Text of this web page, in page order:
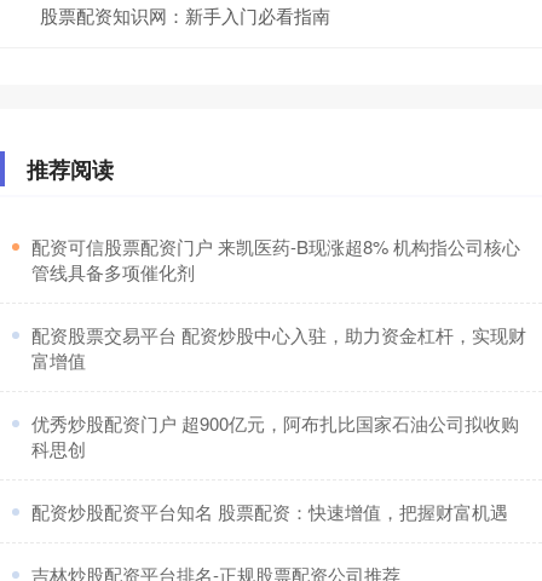
股票配资知识网：新手入门必看指南
推荐阅读
​配资可信股票配资门户 来凯医药-B现涨超8% 机构指公司核心
管线具备多项催化剂
​配资股票交易平台 配资炒股中心入驻，助力资金杠杆，实现财
富增值
​优秀炒股配资门户 超900亿元，阿布扎比国家石油公司拟收购
科思创
​配资炒股配资平台知名 股票配资：快速增值，把握财富机遇
​吉林炒股配资平台排名-正规股票配资公司推荐